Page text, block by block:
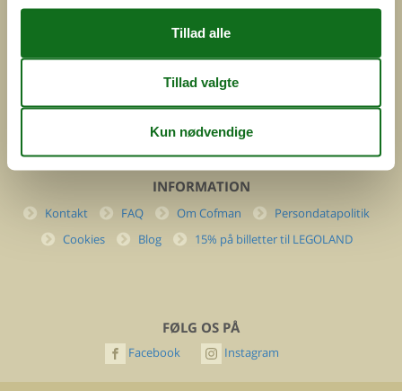
Danmark
Cofman.com
(+45) 7877 0427
info@cofman.com
INFORMATION
Kontakt FAQ Om Cofman
Persondatapolitik
Cookies
Blog 15% på billetter til LEGOLAND
FØLG OS PÅ
Facebook Instagram